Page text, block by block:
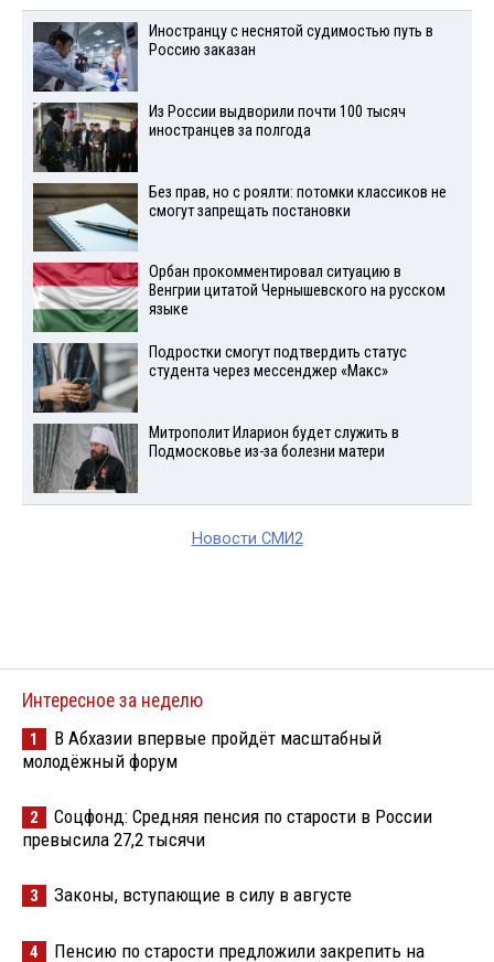
Иностранцу с неснятой судимостью путь в
Россию заказан
Из России выдворили почти 100 тысяч
иностранцев за полгода
Без прав, но с роялти: потомки классиков не
смогут запрещать постановки
Орбан прокомментировал ситуацию в
Венгрии цитатой Чернышевского на русском
языке
Подростки смогут подтвердить статус
студента через мессенджер «Макс»
Митрополит Иларион будет служить в
Подмосковье из-за болезни матери
Новости СМИ2
Интересное за неделю
1
В Абхазии впервые пройдёт масштабный
молодёжный форум
2
Соцфонд: Средняя пенсия по старости в России
превысила 27,2 тысячи
3 Законы, вступающие в силу в августе
4
Пенсию по старости предложили закрепить на